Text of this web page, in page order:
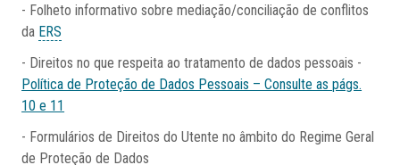
- Folheto informativo sobre mediação/conciliação de conflitos
da ERS
- Direitos no que respeita ao tratamento de dados pessoais -
Política de Proteção de Dados Pessoais – Consulte as págs.
10 e 11
- Formulários de Direitos do Utente no âmbito do Regime Geral
de Proteção de Dados